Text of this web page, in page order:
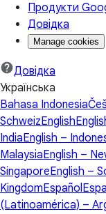
Продукти
Довідка
Manage cookies
Довідка
Українська
Bahasa Indonesia
SchweizEnglish
IndiaEnglish –
MalaysiaEnglish –
SingaporeEnglish –
KingdomEspañol
(Latinoamérica) –